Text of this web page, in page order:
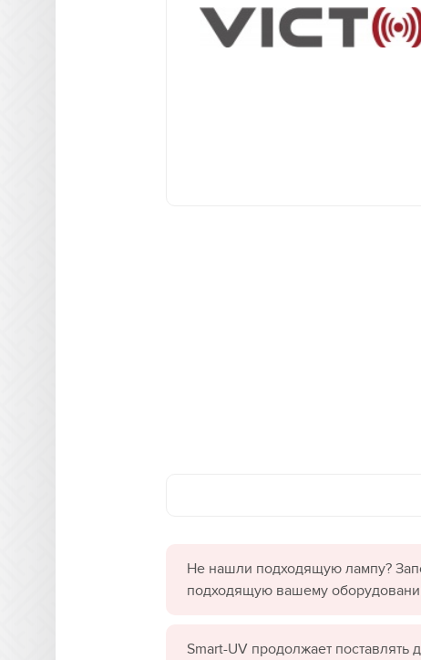
Не нашли подходящую лампу?
подходящую вашему
Smart-UV продолжает